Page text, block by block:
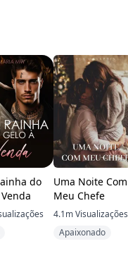
do
Uma Noite Com
Meu Chefe
4.1mVisualizações
Apaixonado